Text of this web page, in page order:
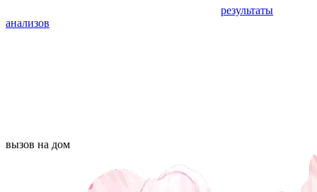
результаты
анализов
вызов на дом